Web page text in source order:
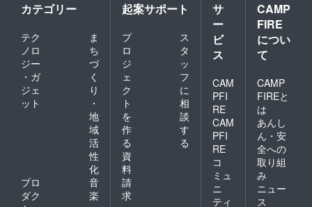
カテゴリー
テク
ノロ
ジー
・ガ
ジェ
ット
ま
ち
づ
く
り
・
地
域
活
性
化
プロ
ダク
音
楽
起案サポート
プ
ロ
ジ
ェ
ク
ト
を
作
る
ス
タ
ッ
フ
に
相
談
す
る
資
料
請
求
サ
ー
ビ
ス
CAM
PFI
RE
CAM
PFI
RE
コ
ミュ
ニ
ティ
CAMP
FIRE
につい
て
CAMP
FIREと
は
あんし
ん・安
全への
取り組
み
ニュー
ス